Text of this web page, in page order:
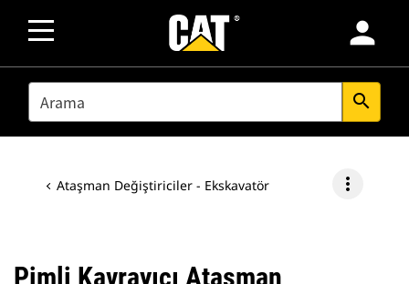
person
SEARCH search
Ataşman Değiştiriciler - Ekskavatör more_vert
Pimli Kavrayıcı Ataşman